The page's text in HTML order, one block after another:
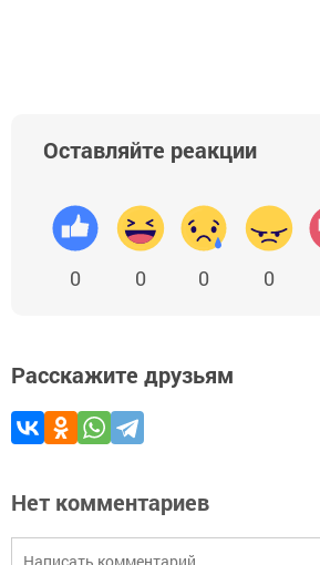
Оставляйте реакции
0 0 0 0
Расскажите друзьям
Нет комментариев